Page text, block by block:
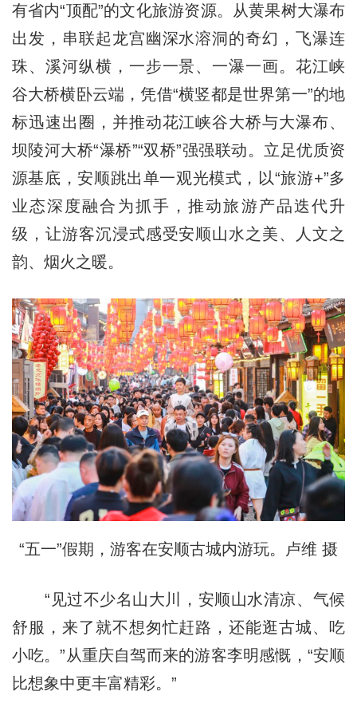
有省内“顶配”的文化旅游资源。从黄果树大瀑布
出发，串联起龙宫幽深水溶洞的奇幻，飞瀑连
珠、溪河纵横，一步一景、一瀑一画。花江峡
谷大桥横卧云端，凭借“横竖都是世界第一”的地
标迅速出圈，并推动花江峡谷大桥与大瀑布、
坝陵河大桥“瀑桥”“双桥”强强联动。立足优质资
源基底，安顺跳出单一观光模式，以“旅游+”多
业态深度融合为抓手，推动旅游产品迭代升
级，让游客沉浸式感受安顺山水之美、人文之
韵、烟火之暖。
“五一”假期，游客在安顺古城内游玩。卢维 摄
“见过不少名山大川，安顺山水清凉、气候
舒服，来了就不想匆忙赶路，还能逛古城、吃
小吃。”从重庆自驾而来的游客李明感慨，“安顺
比想象中更丰富精彩。”